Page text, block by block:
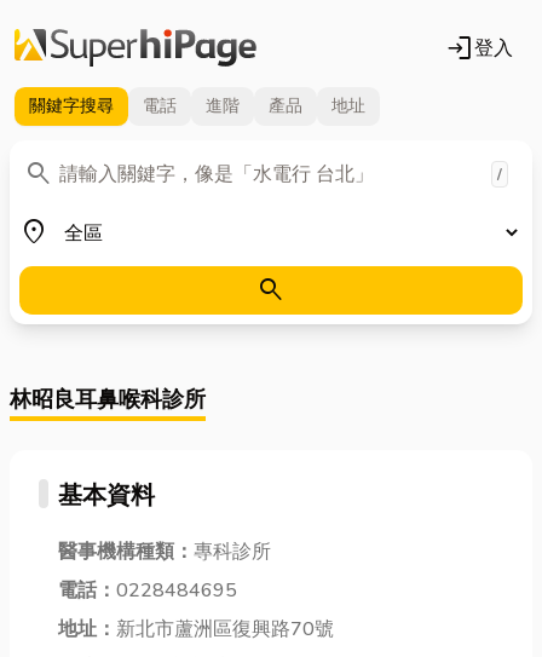
login登入
關鍵字搜尋 電話 進階 產品 地址
search
關鍵字 /
place
地區
search
林昭良耳鼻喉科診所
基本資料
醫事機構種類： 專科診所
電話： 0228484695
地址： 新北市蘆洲區復興路70號